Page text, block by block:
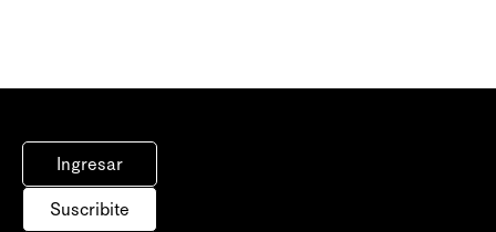
Ingresar
Suscribite